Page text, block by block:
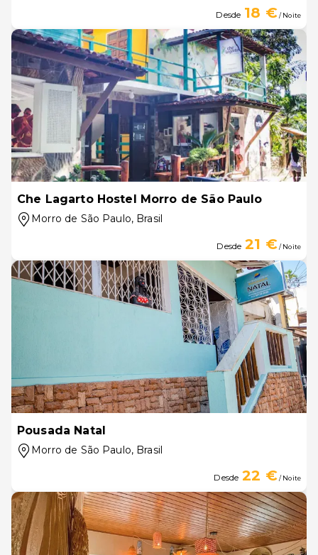
Desde 18 €/ Noite
Che Lagarto Hostel Morro de São Paulo
Morro de São Paulo, Brasil
Desde 21 €/ Noite
Pousada Natal
Morro de São Paulo, Brasil
Desde 22 €/ Noite